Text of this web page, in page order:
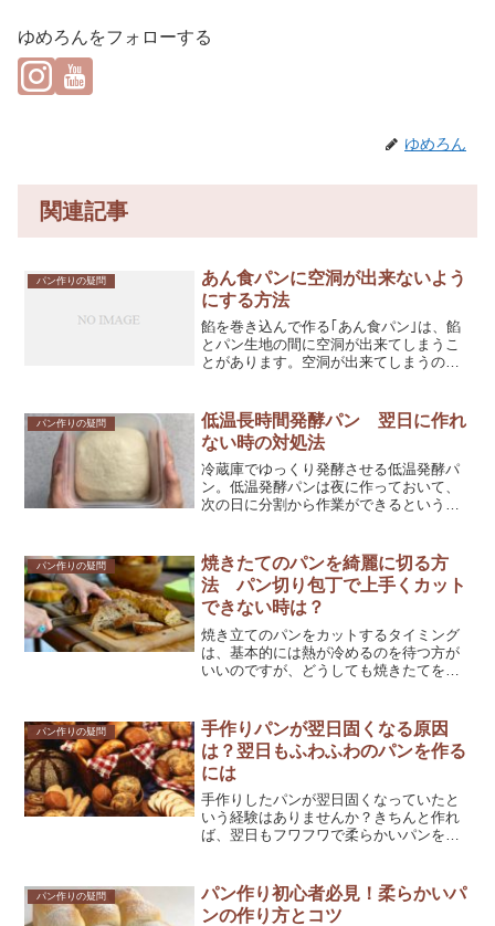
ゆめろんをフォローする
ゆめろん
関連記事
パン作りの疑問
あん食パンに空洞が出来ないよう
にする方法
餡を巻き込んで作る｢あん食パン｣は、餡
とパン生地の間に空洞が出来てしまうこ
とがあります。空洞が出来てしまうのは
していきます。
パン作りの疑問
低温長時間発酵パン 翌日に作れ
ない時の対処法
冷蔵庫でゆっくり発酵させる低温発酵パ
ン。低温発酵パンは夜に作っておいて、
次の日に分割から作業ができるという利
しく解説していきます。
パン作りの疑問
焼きたてのパンを綺麗に切る方
法 パン切り包丁で上手くカット
できない時は？
焼き立てのパンをカットするタイミング
は、基本的には熱が冷めるのを待つ方が
いいのですが、どうしても焼きたてを食
パン作りの疑問
手作りパンが翌日固くなる原因
は？翌日もふわふわのパンを作る
には
手作りしたパンが翌日固くなっていたと
いう経験はありませんか？きちんと作れ
ば、翌日もフワフワで柔らかいパンを作
パン作りの疑問
パン作り初心者必見！柔らかいパ
ンの作り方とコツ